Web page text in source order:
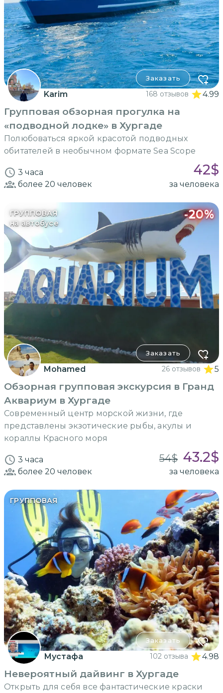
Заказать
Karim 168 отзывов 4.99
Групповая обзорная прогулка на
«подводной лодке» в Хургаде
Полюбоваться яркой красотой подводных
обитателей в необычном формате Sea Scope
3 часа 42$
более 20 человек за человека
ГРУППОВАЯ
на автобусе
-20%
Заказать
Mohamed 26 отзывов 5
Обзорная групповая экскурсия в Гранд
Аквариум в Хургаде
Современный центр морской жизни, где
представлены экзотические рыбы, акулы и
кораллы Красного моря
3 часа 54$ 43.2$
более 20 человек за человека
ГРУППОВАЯ
Заказать
Мустафа 102 отзыва 4.98
Невероятный дайвинг в Хургаде
Открыть для себя все фантастические краски